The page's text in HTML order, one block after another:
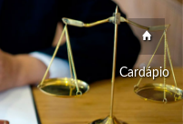
Cardápio